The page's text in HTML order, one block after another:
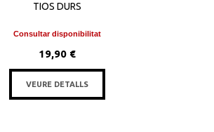
TIOS DURS
Consultar disponibilitat
19,90 €
VEURE DETALLS